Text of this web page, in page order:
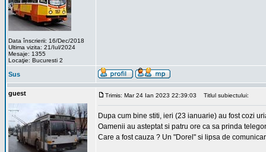
Data înscrierii: 16/Dec/2018
Ultima vizita: 21/Iul/2024
Mesaje: 1355
Locaţie: Bucuresti 2
Sus
guest Trimis: Mar 24 Ian 2023 22:39:03 Titlul subiectului:
Dupa cum bine stiti, ieri (23 ianuarie) au fost cozi
Oamenii au asteptat si patru ore ca sa prinda
Care a fost cauza ? Un "Dorel" si lipsa de